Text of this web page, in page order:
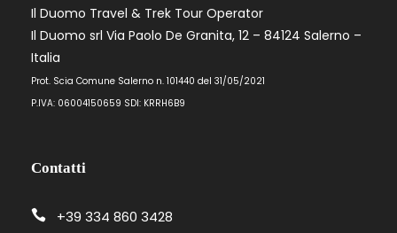
Il Duomo Travel & Trek Tour Operator
Il Duomo srl Via Paolo De Granita, 12 – 84124 Salerno –
Italia
Prot. Scia Comune Salerno n. 101440 del 31/05/2021
P.IVA: 06004150659 SDI: KRRH6B9
Contatti
+39 334 860 3428